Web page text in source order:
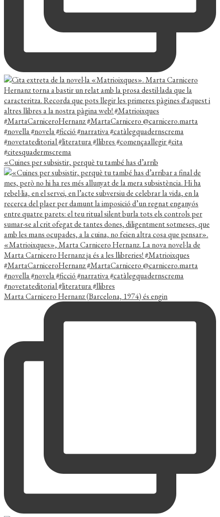
«Cuines per subsistir, perquè tu també has d’arrib
Marta Carnicero Hernanz (Barcelona, 1974) és engin